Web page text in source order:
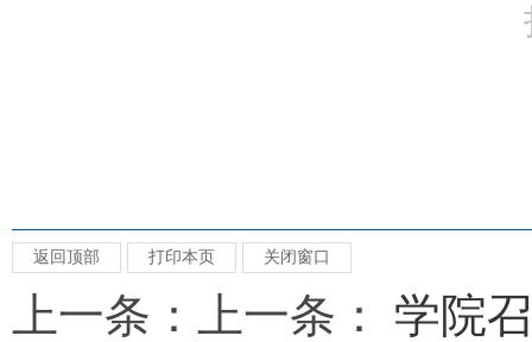
返回顶部 打印本页 关闭窗口
上一条：上一条： 学院